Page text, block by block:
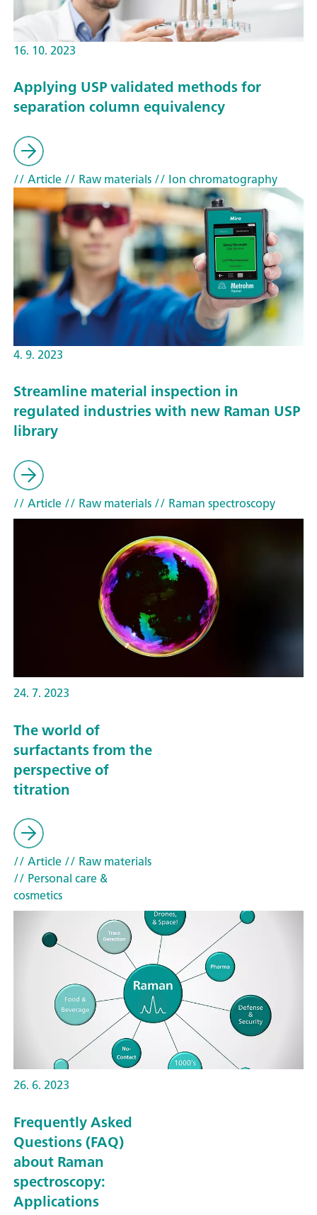
16. 10. 2023
Applying USP validated methods for
separation column equivalency
// Article// Raw materials// Ion chromatography
4. 9. 2023
Streamline material inspection in
regulated industries with new Raman USP
library
// Article// Raw materials// Raman spectroscopy
24. 7. 2023
The world of
surfactants from the
perspective of
titration
// Article// Raw materials
// Personal care &
cosmetics
26. 6. 2023
Frequently Asked
Questions (FAQ)
about Raman
spectroscopy:
Applications